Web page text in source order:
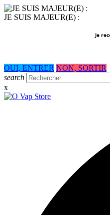
JE SUIS MAJEUR(E) :
Je
OUI, ENTRER NON, SORTIR
search
x